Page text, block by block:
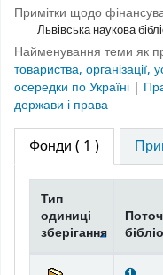
Примітки щодо
Львівська наукова
Найменування теми як
товариства, організації,
осередки по Україні |
держави і права
Фонди ( 1 )
Фонди
Тип
одиниці
зберігання